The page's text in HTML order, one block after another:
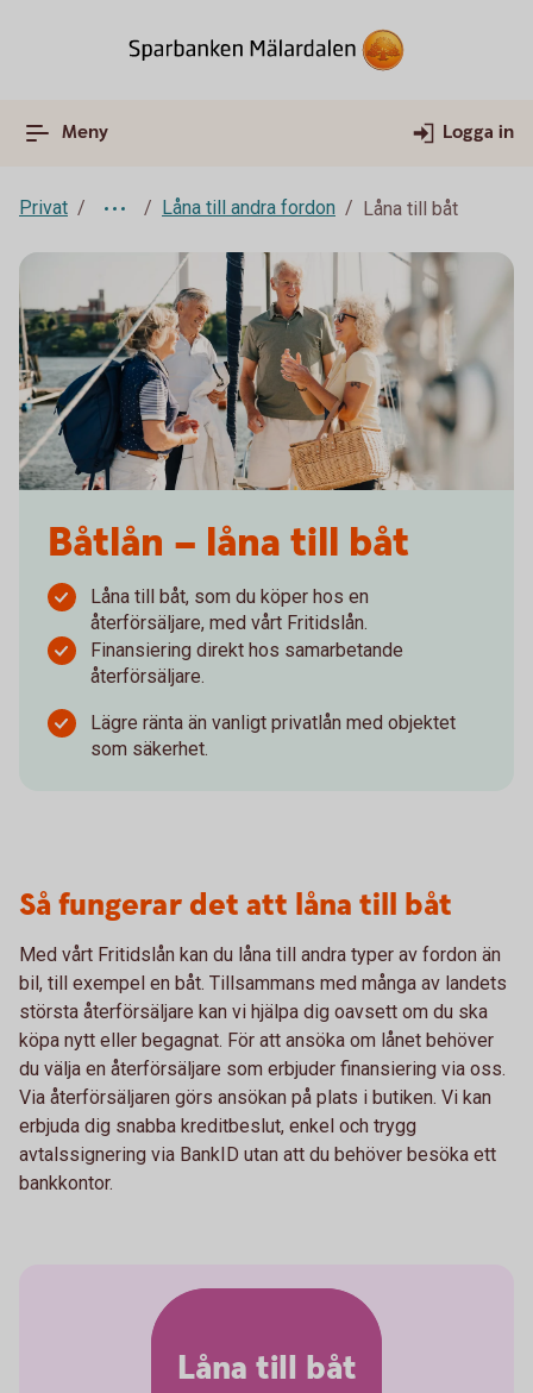
Meny Logga in
Privat Låna till andra fordon Låna till båt
Båtlån – låna till båt
Låna till båt, som du köper hos en
återförsäljare, med vårt Fritidslån.
Finansiering direkt hos samarbetande
återförsäljare.
Lägre ränta än vanligt privatlån med objektet
som säkerhet.
Så fungerar det att låna till båt
Med vårt Fritidslån kan du låna till andra typer av fordon än
bil, till exempel en båt. Tillsammans med många av landets
största återförsäljare kan vi hjälpa dig oavsett om du ska
köpa nytt eller begagnat. För att ansöka om lånet behöver
du välja en återförsäljare som erbjuder finansiering via oss.
Via återförsäljaren görs ansökan på plats i butiken. Vi kan
erbjuda dig snabba kreditbeslut, enkel och trygg
avtalssignering via BankID utan att du behöver besöka ett
bankkontor.
Låna till båt